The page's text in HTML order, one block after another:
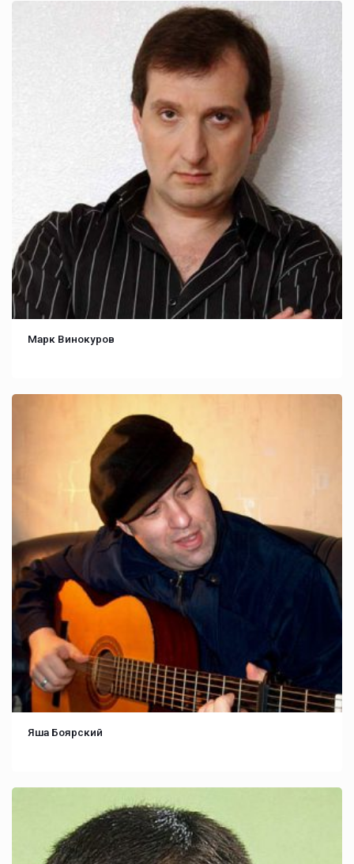
Марк Винокуров
Яша Боярский